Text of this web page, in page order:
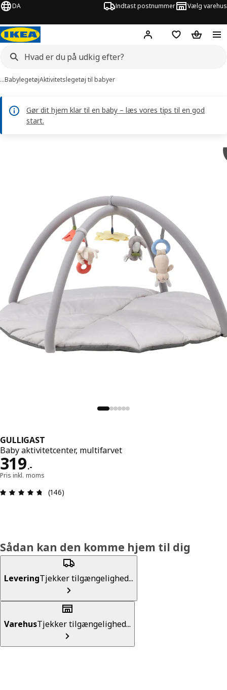
DA Indtast postnummer Vælg varehus
Hej! Log ind her
Huskeliste
Kurv
…BabylegetøjAktivitetslegetøj til babyer
Gør dit hjem klar til en baby – læs vores tips til en god
start.
GULLIGAST
Baby aktivitetcenter, multifarvet
319.-
Pris 319.-
Pris inkl. moms
Anmeldelse: 4.7 Ud af 5 Stjerner. Anmeldelser i
(146)
Sådan kan den komme hjem til dig
LeveringTjekker tilgængelighed...
VarehusTjekker tilgængelighed...